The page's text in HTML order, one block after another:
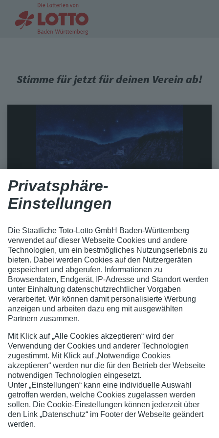
Stimme für jetzt für deinen Verein ab!
SKV Waldkirch
Jugend- und Spielerschutz Datenschutzerklärung
Impressum